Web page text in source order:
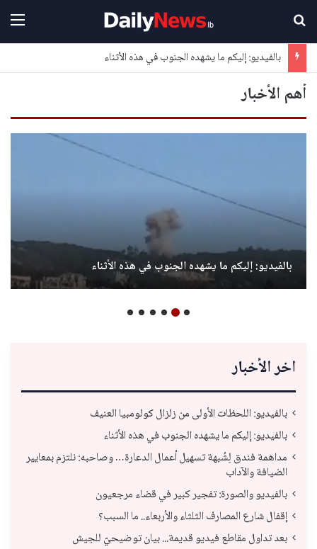
بالفيديو: إليكم ما يشهده الجنوب في هذه الأثناء
أهم الأخبار
بالفيديو: إليكم ما يشهده الجنوب في هذه الأثناء
اخر الأخبار
بالفيديو: اللحظات الأولى من زلزال كولومبيا العنيف
بالفيديو: إليكم ما يشهده الجنوب في هذه الأثناء
مداهمة فندق لِشُبهة تسهيل أعمال الدعارة… وصاحبه: نلتزم بمعايير
الضيافة والآداب
بالفيديو والصورة: تفجير كبير في قضاء مرجعيون
إقفال شارع المصارف الثلثاء والأربعاء.. ما السبب؟
بعد تداول مقاطع فيديو قديمة... بيان توضيحيّ للجيش